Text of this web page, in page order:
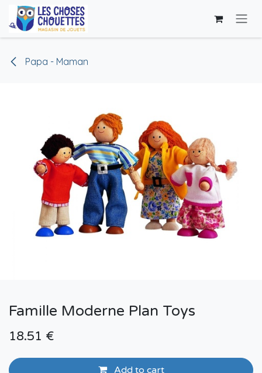
Skip to Content
Papa - Maman
Famille Moderne Plan Toys
18.51 €
Add to cart